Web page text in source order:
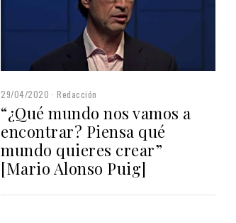
29/04/2020 Redacción
“¿Qué mundo nos vamos a
encontrar? Piensa qué
mundo quieres crear”
[Mario Alonso Puig]